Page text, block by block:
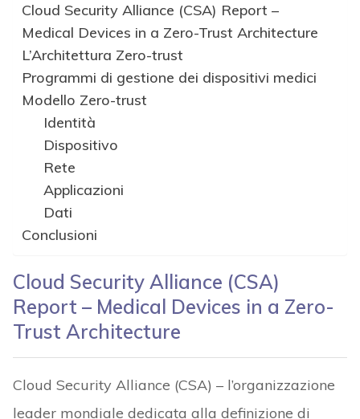
Dati
Conclusioni
Cloud Security Alliance (CSA)
Report – Medical Devices in a Zero-
Trust Architecture
Cloud Security Alliance (CSA) – l’organizzazione
leader mondiale dedicata alla definizione di
standard, certificazioni e best practice per
– ha recentemente pubblicato
un report in cui si
evince che il settore sanitario sta rapidamente
abbracciando l’architettura zero-trust, sempre
più necessaria, dato che ogni dispositivo medico
connesso ha un’identità e, pertanto, deve essere